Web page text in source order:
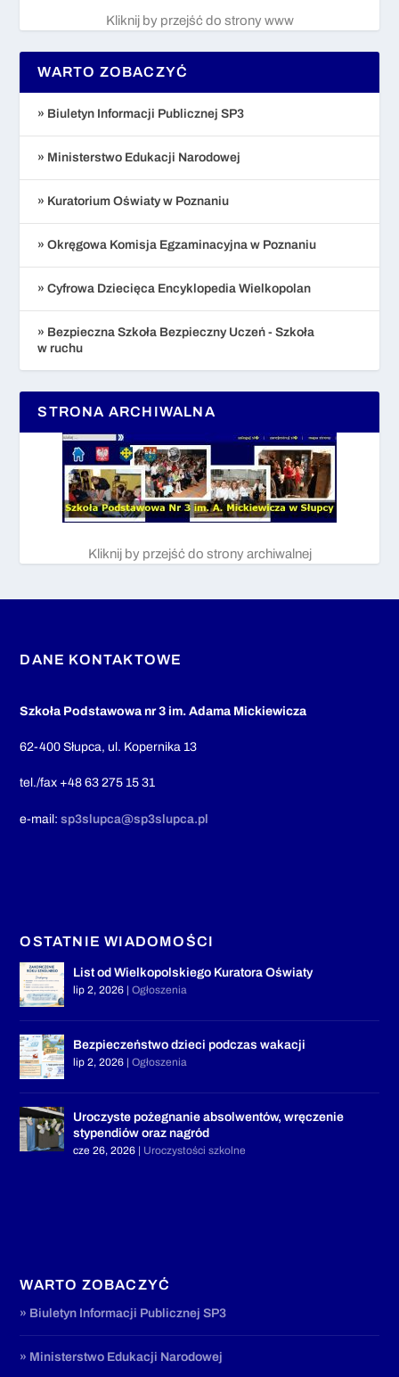
Kliknij by przejść do strony www
WARTO ZOBACZYĆ
» Biuletyn Informacji Publicznej SP3
» Ministerstwo Edukacji Narodowej
» Kuratorium Oświaty w Poznaniu
» Okręgowa Komisja Egzaminacyjna w Poznaniu
» Cyfrowa Dziecięca Encyklopedia Wielkopolan
» Bezpieczna Szkoła Bezpieczny Uczeń - Szkoła
w ruchu
STRONA ARCHIWALNA
Kliknij by przejść do strony archiwalnej
DANE KONTAKTOWE
Szkoła Podstawowa nr 3 im. Adama Mickiewicza
62-400 Słupca, ul. Kopernika 13
tel./fax +48 63 275 15 31
e-mail:sp3slupca@sp3slupca.pl
OSTATNIE WIADOMOŚCI
List od Wielkopolskiego Kuratora Oświaty
lip 2, 2026 |Ogłoszenia
Bezpieczeństwo dzieci podczas wakacji
lip 2, 2026 |Ogłoszenia
Uroczyste pożegnanie absolwentów, wręczenie
stypendiów oraz nagród
cze 26, 2026 | Uroczystości szkolne
WARTO ZOBACZYĆ
» Biuletyn Informacji Publicznej SP3
» Ministerstwo Edukacji Narodowej